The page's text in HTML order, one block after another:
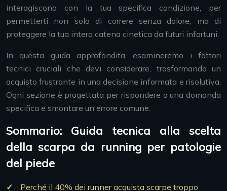
interagiscono con la tua specifica condizione, per
permetterti non solo di correre senza dolore, ma di
proteggere la tua intera catena cinetica da futuri infortuni.
In questa guida approfondita, esamineremo i fattori
tecnici cruciali che devi considerare, trasformando un
acquisto frustrante in una decisione informata e risolutiva.
Ogni sezione è progettata per rispondere a una domanda
specifica e smontare un errore comune.
Sommario: Guida tecnica alla scelta
della scarpa da running per patologie
del piede
Perché il 40% dei runner acquista scarpe troppo